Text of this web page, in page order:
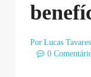
Por Lucas Tavares
0